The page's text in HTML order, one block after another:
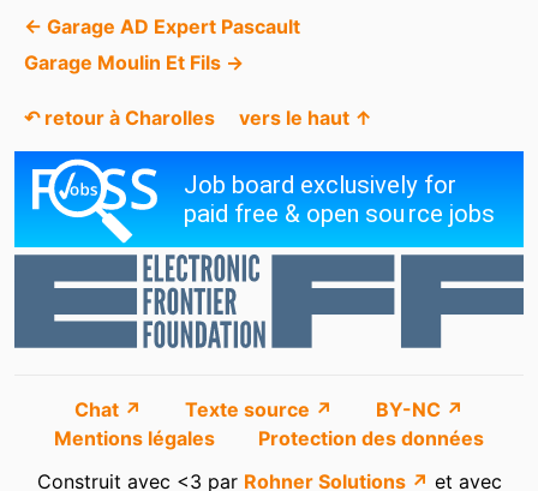
← Garage AD Expert Pascault
Garage Moulin Et Fils →
↶ retour à Charolles vers le haut ↑
Chat ↗ Texte source ↗
BY-NC ↗
Mentions légales
Protection des données
Construit avec <3 par Rohner Solutions ↗ et avec